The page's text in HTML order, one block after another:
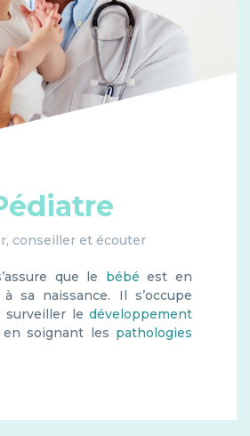
conseiller et écouter
que le bébé est en
sa naissance. Il s’occupe
surveiller le développement
soignant les pathologies